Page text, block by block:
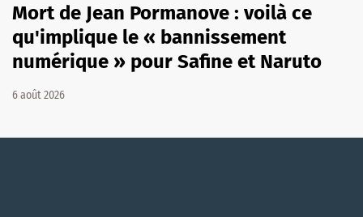
Mort de Jean Pormanove : voilà ce
qu'implique le « bannissement
numérique » pour Safine et Naruto
6 août 2026